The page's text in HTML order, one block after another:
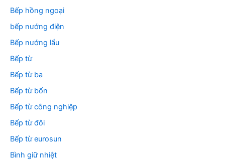
Bếp hồng ngoại
bếp nướng điện
Bếp nướng lẩu
Bếp từ
Bếp từ ba
Bếp từ bốn
Bếp từ công nghiệp
Bếp từ đôi
Bếp từ eurosun
Bình giữ nhiệt